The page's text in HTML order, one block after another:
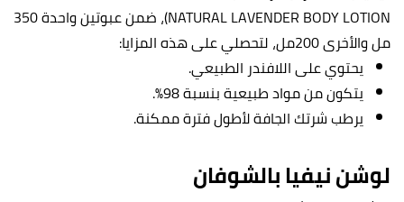
NATURAL LAVENDER BODY LOTION)، ضمن عبوتين واحدة 350
مل والأخرى 200مل، لتحصلي على هذه المزايا:
يحتوي على اللافندر الطبيعي.
يتكون من مواد طبيعية بنسبة 98%.
يرطب شرتك الجافة لأطول فترة ممكنة.
لوشن نيفيا بالشوفان